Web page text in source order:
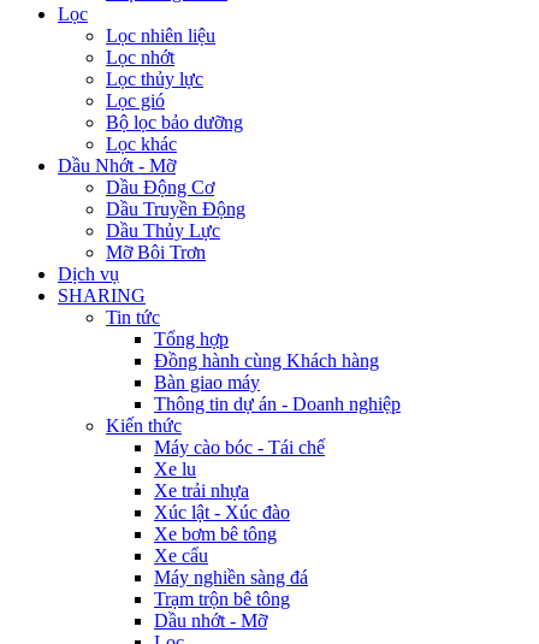
Lọc
Lọc nhiên liệu
Lọc nhớt
Lọc thủy lực
Lọc gió
Bộ lọc bảo dưỡng
Lọc khác
Dầu Nhớt - Mỡ
Dầu Động Cơ
Dầu Truyền Động
Dầu Thủy Lực
Mỡ Bôi Trơn
Dịch vụ
SHARING
Tin tức
Tổng hợp
Đồng hành cùng Khách hàng
Bàn giao máy
Thông tin dự án - Doanh nghiệp
Kiến thức
Máy cào bóc - Tái chế
Xe lu
Xe trải nhựa
Xúc lật - Xúc đào
Xe bơm bê tông
Xe cẩu
Máy nghiền sàng đá
Trạm trộn bê tông
Dầu nhớt - Mỡ